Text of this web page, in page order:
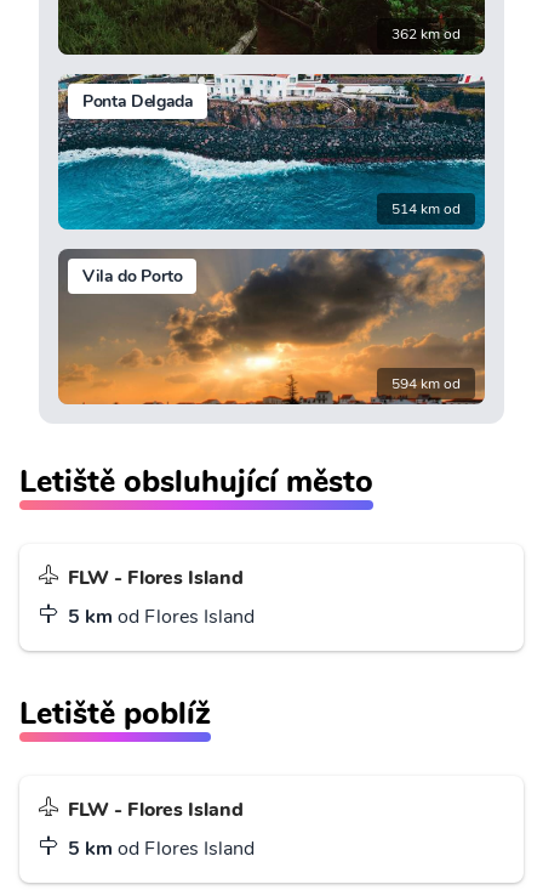
362 km od
Ponta Delgada
514 km od
Vila do Porto
594 km od
Letiště obsluhující město
FLW - Flores Island
5 km od Flores Island
Letiště poblíž
FLW - Flores Island
5 km od Flores Island